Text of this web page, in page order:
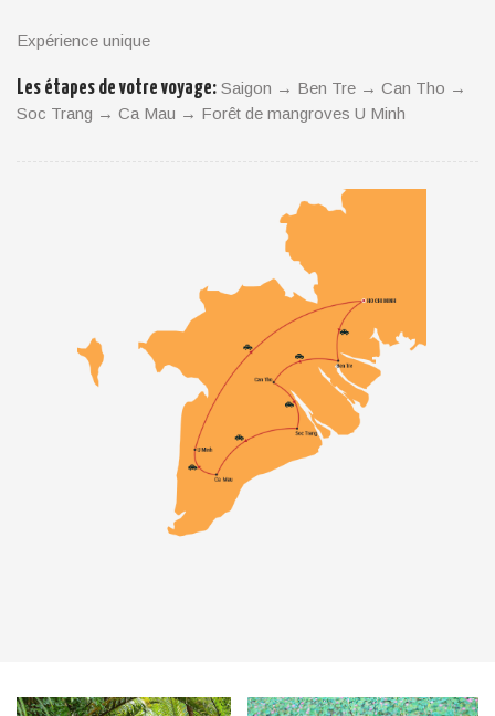
Début/Fin: Ho Chi Minh ville / Ho Chi Minh ville
POINTS FORTS:
Découverte profondement du delta du Mékong
et dégustation de délicieux fruits tropicaux
Visite la la deuxième grande forêt de mangrove du
monde après celle d’Amazonie.
Exploration la pointe méridionale du Vietnam.
ITINÉRAIRE EN BRÈVE:
Jour 1: Saigon - Ben Tre - Can Tho
Jour 2: Can Tho - Marché flottant de Cai Rang - Soc Trang
Jour 3: Soc Trang - Ca Mau
Jour 4: Ca Mau - Forêt de mangroves U Minh – Saigon
Expérience unique
Les étapes de votre voyage: Saigon → Ben Tre → Can Tho →
Soc Trang → Ca Mau → Forêt de mangroves U Minh